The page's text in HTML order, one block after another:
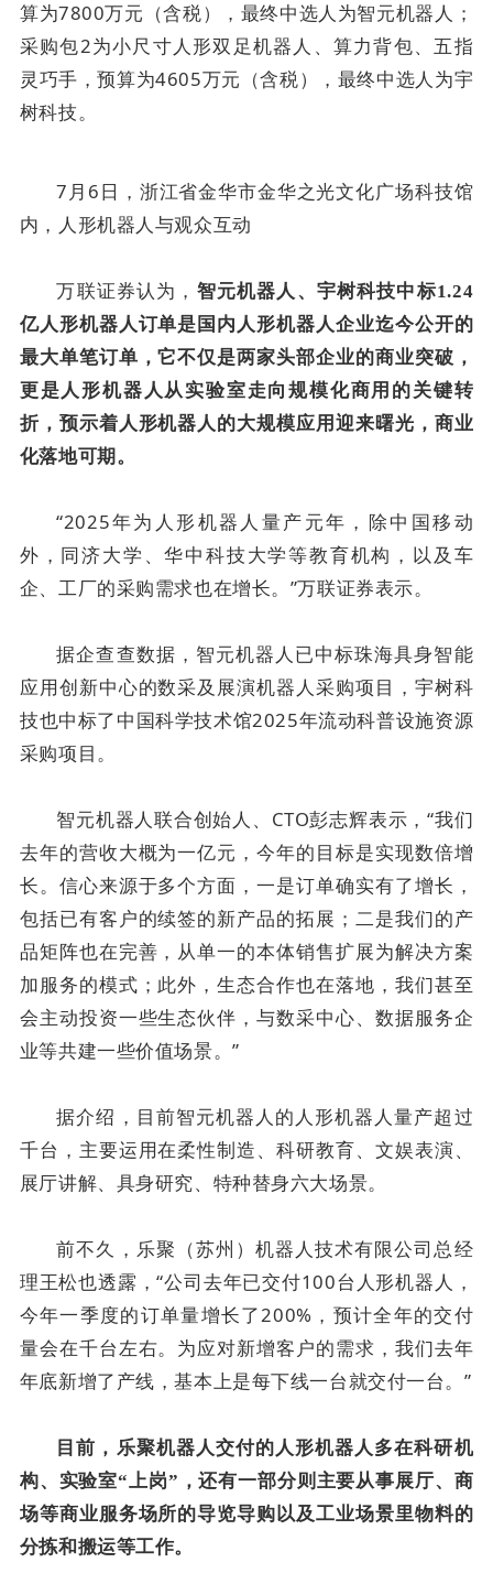
算为7800万元（含税），最终中选人为智元机器人；
采购包2为小尺寸人形双足机器人、算力背包、五指
灵巧手，预算为4605万元（含税），最终中选人为宇
树科技。
7月6日，浙江省金华市金华之光文化广场科技馆
内，人形机器人与观众互动
万联证券认为， 智元机器人、宇树科技中标1.24
亿人形机器人订单是国内人形机器人企业迄今公开的
最大单笔订单，它不仅是两家头部企业的商业突破，
更是人形机器人从实验室走向规模化商用的关键转
折，预示着人形机器人的大规模应用迎来曙光，商业
化落地可期。
“2025年为人形机器人量产元年，除中国移动
外，同济大学、华中科技大学等教育机构，以及车
企、工厂的采购需求也在增长。”万联证券表示。
据企查查数据，智元机器人已中标珠海具身智能
应用创新中心的数采及展演机器人采购项目，宇树科
技也中标了中国科学技术馆2025年流动科普设施资源
采购项目。
智元机器人联合创始人、CTO彭志辉表示，“我们
去年的营收大概为一亿元，今年的目标是实现数倍增
长。信心来源于多个方面，一是订单确实有了增长，
包括已有客户的续签的新产品的拓展；二是我们的产
品矩阵也在完善，从单一的本体销售扩展为解决方案
加服务的模式；此外，生态合作也在落地，我们甚至
会主动投资一些生态伙伴，与数采中心、数据服务企
业等共建一些价值场景。”
据介绍，目前智元机器人的人形机器人量产超过
千台，主要运用在柔性制造、科研教育、文娱表演、
展厅讲解、具身研究、特种替身六大场景。
前不久，乐聚（苏州）机器人技术有限公司总经
理王松也透露，“公司去年已交付100台人形机器人，
今年一季度的订单量增长了200%，预计全年的交付
量会在千台左右。为应对新增客户的需求，我们去年
年底新增了产线，基本上是每下线一台就交付一台。”
目前，乐聚机器人交付的人形机器人多在科研机
构、实验室“上岗”，还有一部分则主要从事展厅、商
场等商业服务场所的导览导购以及工业场景里物料的
分拣和搬运等工作。